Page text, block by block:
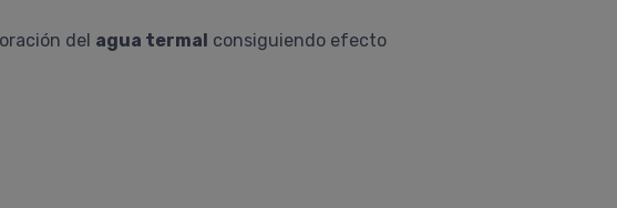
del agua termal consiguiendo efecto